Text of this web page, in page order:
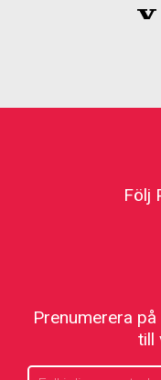
Följ
Prenumerera
till